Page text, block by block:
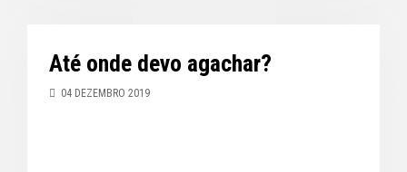
Até onde devo agachar?
04 DEZEMBRO 2019